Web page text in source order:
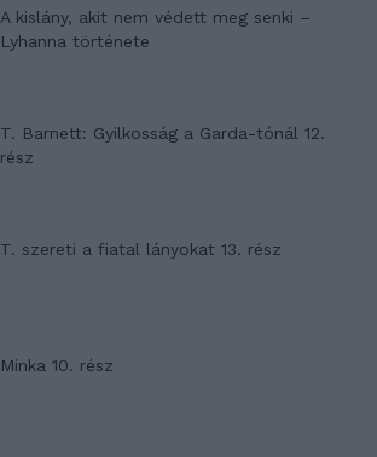
A kislány, akit nem védett meg senki –
Lyhanna története
T. Barnett: Gyilkosság a Garda-tónál 12.
rész
T. szereti a fiatal lányokat 13. rész
Minka 10. rész